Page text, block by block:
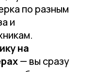
по разным
и
на
— вы сразу